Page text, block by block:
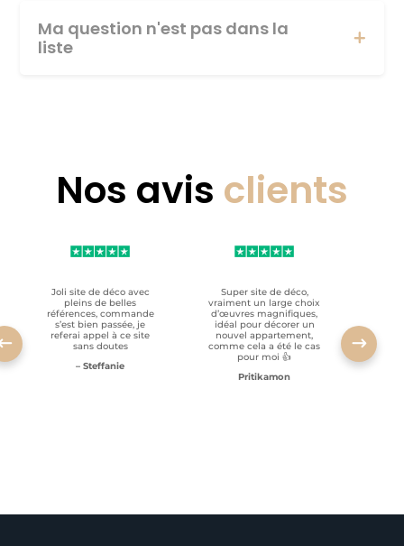
Ma question n'est pas dans la
liste
Nos avis clients
Joli site de déco avec
pleins de belles
références, commande
s’est bien passée, je
referai appel à ce site
sans doutes
– Steffanie
Super site de déco,
vraiment un large choix
d’œuvres magnifiques,
idéal pour décorer un
nouvel appartement,
comme cela a été le cas
pour moi 👍
Pritikamon